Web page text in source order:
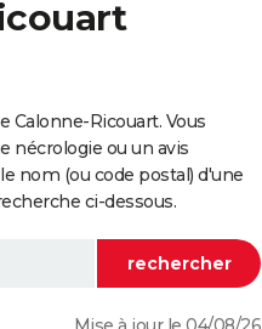
Calonne-Ricouart. Vous
nécrologie ou un avis
nom (ou code postal) d'une
ci-dessous.